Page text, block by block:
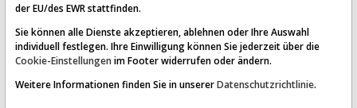
SCORING SYSTEMS:
Qualitäts-Check Dividenden-Check
Wachstums-Check
der EU/des EWR stattfinden.
Sie können alle Dienste akzeptieren, ablehnen oder Ihre Auswahl
individuell festlegen. Ihre Einwilligung können Sie jederzeit über die
Cookie-Einstellungen im Footer widerrufen oder ändern.
Weitere Informationen finden Sie in unsererDatenschutzrichtlinie.